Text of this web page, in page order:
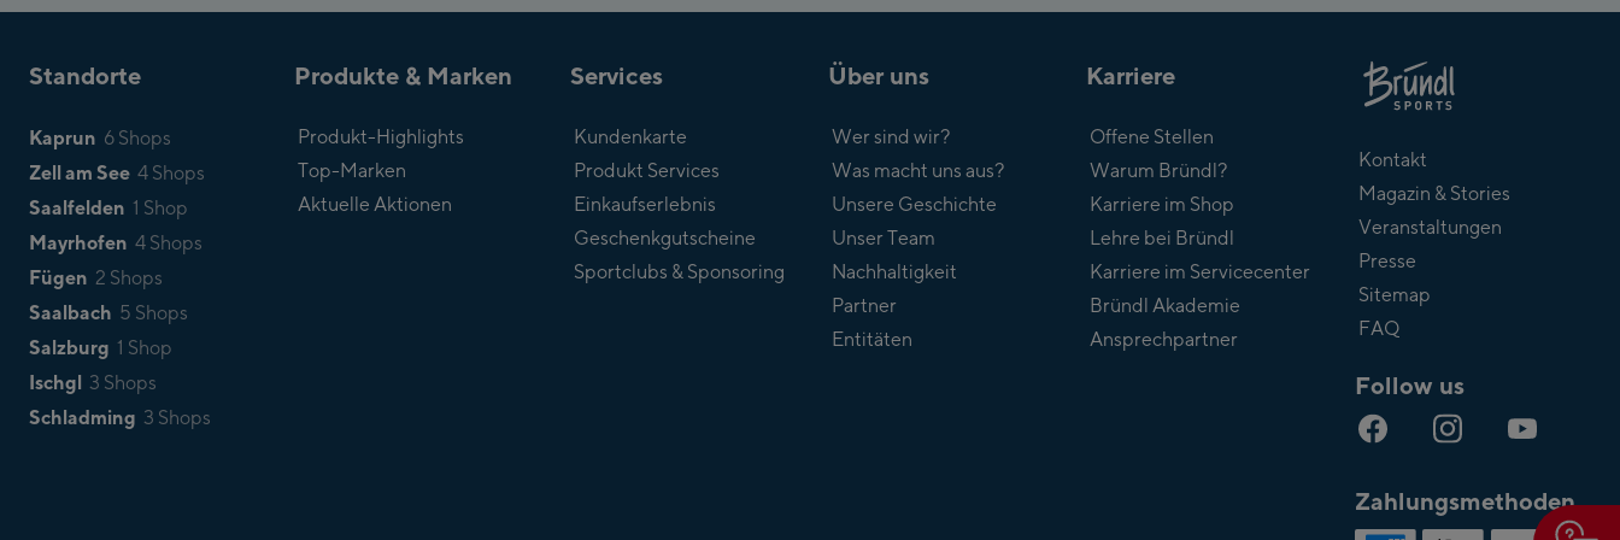
Standorte
Kaprun 6 Shops
Zell am See 4 Shops
Saalfelden 1 Shop
Mayrhofen 4 Shops
Fügen 2 Shops
Saalbach 5 Shops
Salzburg 1 Shop
Ischgl 3 Shops
Schladming 3 Shops
Produkte & Marken
Produkt-Highlights
Top-Marken
Aktuelle Aktionen
Services
Kundenkarte
Produkt Services
Einkaufserlebnis
Geschenkgutscheine
Sportclubs & Sponsoring
Über uns
Wer sind wir?
Was macht uns aus?
Unsere Geschichte
Unser Team
Nachhaltigkeit
Partner
Entitäten
Karriere
Offene Stellen
Warum Bründl?
Karriere im Shop
Lehre bei Bründl
Karriere im Servicecenter
Bründl Akademie
Ansprechpartner
Bründl
Kontakt
Magazin & Stories
Veranstaltungen
Presse
Sitemap
FAQ
Follow us
Zahlungsmethoden